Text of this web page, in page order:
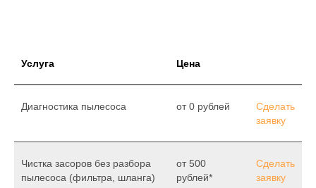
Услуга Цена
Диагностика пылесоса от 0 рублей
Сделать
заявку
Чистка засоров без разбора
пылесоса (фильтра, шланга)
от 500
рублей*
Сделать
заявку